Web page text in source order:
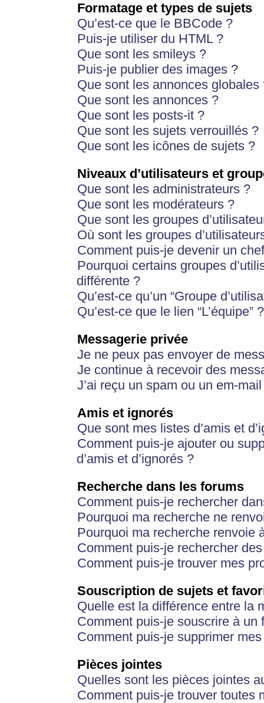
Formatage et types de sujets
Qu’est-ce que le BBCode ?
Puis-je utiliser du HTML ?
Que sont les smileys ?
Puis-je publier des images ?
Que sont les annonces globales
Que sont les annonces ?
Que sont les posts-it ?
Que sont les sujets verrouillés ?
Que sont les icônes de sujets ?
Niveaux d’utilisateurs et
Que sont les administrateurs ?
Que sont les modérateurs ?
Que sont les groupes
Où sont les groupes
Comment puis-je devenir un
Pourquoi certains groupes
différente ?
Qu’est-ce qu’un “Groupe
Qu’est-ce que le lien “L’équipe” ?
Messagerie privée
Je ne peux pas envoyer de
Je continue à recevoir des
J’ai reçu un spam ou un em-
Amis et ignorés
Que sont mes listes d’amis et
Comment puis-je ajouter ou
d’amis et d’ignorés ?
Recherche dans les forums
Comment puis-je rechercher
Pourquoi ma recherche ne
Pourquoi ma recherche renvoie
Comment puis-je rechercher
Comment puis-je trouver mes
Souscription de sujets et
Quelle est la différence entre la
Comment puis-je souscrire à
Comment puis-je supprimer
Pièces jointes
Quelles sont les pièces jointes
Comment puis-je trouver toutes